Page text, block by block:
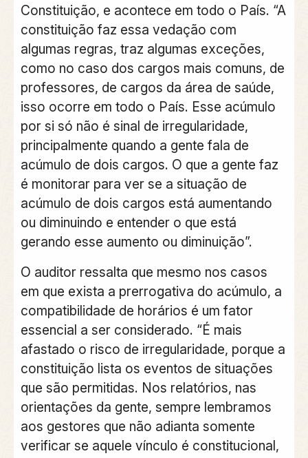
Constituição, e acontece em todo o País. “A
constituição faz essa vedação com
algumas regras, traz algumas exceções,
como no caso dos cargos mais comuns, de
professores, de cargos da área de saúde,
isso ocorre em todo o País. Esse acúmulo
por si só não é sinal de irregularidade,
principalmente quando a gente fala de
acúmulo de dois cargos. O que a gente faz
é monitorar para ver se a situação de
acúmulo de dois cargos está aumentando
ou diminuindo e entender o que está
gerando esse aumento ou diminuição”.
O auditor ressalta que mesmo nos casos
em que exista a prerrogativa do acúmulo, a
compatibilidade de horários é um fator
essencial a ser considerado. “É mais
afastado o risco de irregularidade, porque a
constituição lista os eventos de situações
que são permitidas. Nos relatórios, nas
orientações da gente, sempre lembramos
aos gestores que não adianta somente
verificar se aquele vínculo é constitucional,